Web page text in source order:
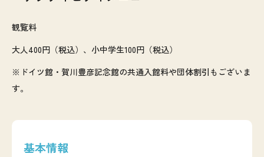
観覧料
大人400円（税込）、小中学生100円（税込）
※ドイツ館・賀川豊彦記念館の共通入館料や団体割引もございま
す。
基本情報